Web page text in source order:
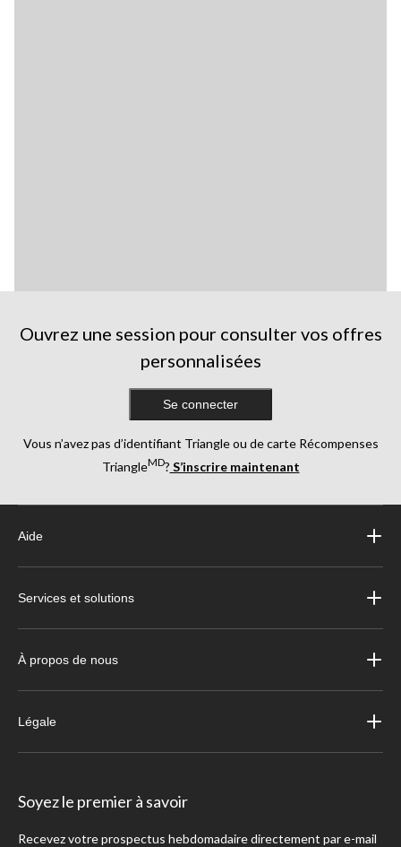
Ouvrez une session pour consulter vos offres
personnalisées
Se connecter
Vous n’avez pas d’identifiant Triangle ou de carte Récompenses
TriangleMD? S’inscrire maintenant
Aide
Services et solutions
À propos de nous
Légale
Soyez le premier à savoir
Recevez votre prospectus hebdomadaire directement par e-mail